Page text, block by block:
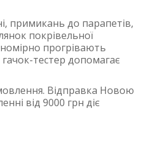
примикань до парапетів,
покрівельної
прогрівають
тестер допомагає
Відправка Новою
від 9000 грн діє